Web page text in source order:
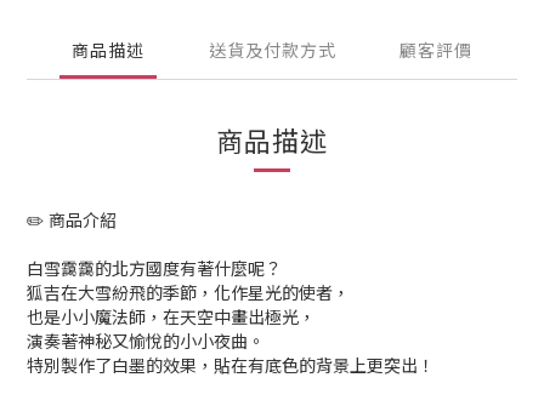
商品描述 送貨及付款方式 顧客評價
商品描述
✏️ 商品介紹
白雪靄靄的北方國度有著什麼呢？
狐吉在大雪紛飛的季節，化作星光的使者，
也是小小魔法師，在天空中畫出極光，
演奏著神秘又愉悅的小小夜曲。
特別製作了白墨的效果，貼在有底色的背景上更突出！